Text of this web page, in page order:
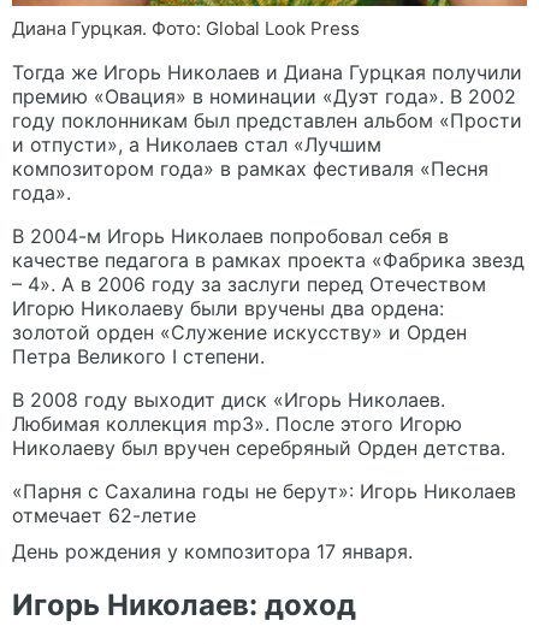
Диана Гурцкая. Фото: Global Look Press
Тогда же Игорь Николаев и Диана Гурцкая получили
премию «Овация» в номинации «Дуэт года». В 2002
году поклонникам был представлен альбом «Прости
и отпусти», а Николаев стал «Лучшим
композитором года» в рамках фестиваля «Песня
года».
В 2004-м Игорь Николаев попробовал себя в
качестве педагога в рамках проекта «Фабрика звезд
– 4». А в 2006 году за заслуги перед Отечеством
Игорю Николаеву были вручены два ордена:
золотой орден «Служение искусству» и Орден
Петра Великого I степени.
В 2008 году выходит диск «Игорь Николаев.
Любимая коллекция mp3». После этого Игорю
Николаеву был вручен серебряный Орден детства.
«Парня с Сахалина годы не берут»: Игорь Николаев
отмечает 62-летие
День рождения у композитора 17 января.
Игорь Николаев: доход